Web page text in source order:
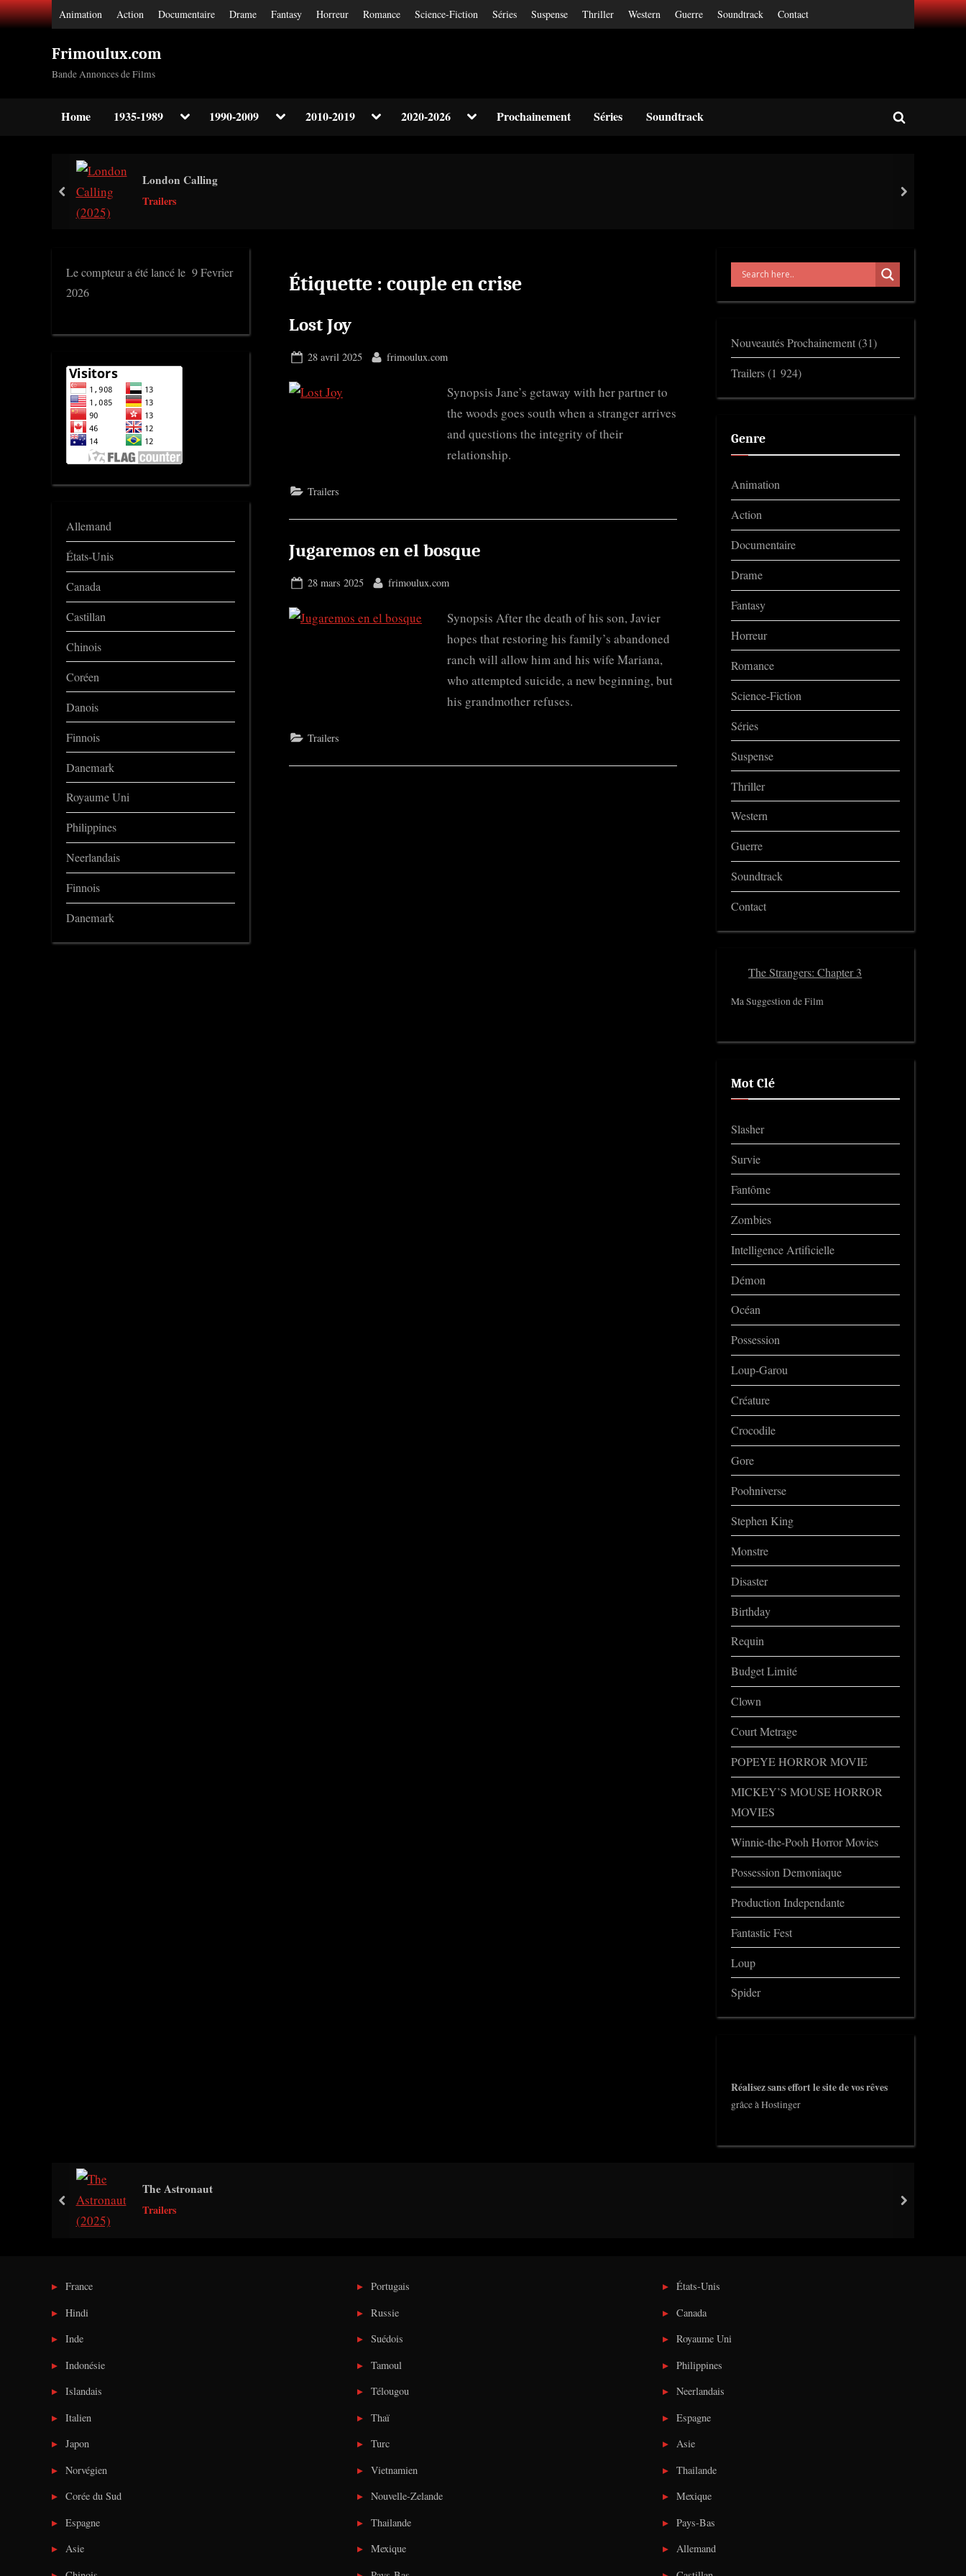
Skip
to
Animation Action Documentaire Drame Fantasy Horreur Romance Science-Fiction Séries Suspense Thriller Western Guerre Soundtrack Contact
Frimoulux.com
Bande Annonces de Films
Home 1935-1989 Toggle1990-2009 Toggle2010-2019 Toggle2020-2026 ToggleProchainement Séries Soundtrack
Toggle
London Calling
Trailers
prev next
Étiquette : couple en crise
Lost Joy
Posted
28 avril 2025 By
frimoulux.com
Synopsis Jane’s getaway with her partner to
the woods goes south when a stranger arrives
and questions the integrity of their
relationship.
Trailers
Jugaremos en el bosque
Posted
28 mars 2025 By
frimoulux.com
Synopsis After the death of his son, Javier
hopes that restoring his family’s abandoned
ranch will allow him and his wife Mariana,
who attempted suicide, a new beginning, but
his grandmother refuses.
Trailers
Le compteur a été lancé le 9 Fevrier
2026
Allemand
États-Unis
Canada
Castillan
Chinois
Coréen
Danois
Finnois
Danemark
Royaume Uni
Philippines
Neerlandais
Finnois
Danemark
Nouveautés Prochainement(31)
Trailers(1 924)
Genre
Animation
Action
Documentaire
Drame
Fantasy
Horreur
Romance
Science-Fiction
Séries
Suspense
Thriller
Western
Guerre
Soundtrack
Contact
The Strangers: Chapter 3
Ma Suggestion de Film
Mot Clé
Slasher
Survie
Fantôme
Zombies
Intelligence Artificielle
Démon
Océan
Possession
Loup-Garou
Créature
Crocodile
Gore
Poohniverse
Stephen King
Monstre
Disaster
Birthday
Requin
Budget Limité
Clown
Court Metrage
POPEYE HORROR MOVIE
MICKEY’S MOUSE HORROR
MOVIES
Winnie-the-Pooh Horror Movies
Possession Demoniaque
Production Independante
Fantastic Fest
Loup
Spider
Réalisez sans effort le site de vos rêves
grâce à Hostinger
The Astronaut
Trailers
prev next
France
Hindi
Inde
Indonésie
Islandais
Italien
Japon
Norvégien
Corée du Sud
Espagne
Asie
Portugais
Russie
Suédois
Tamoul
Télougou
Thaï
Turc
Vietnamien
Nouvelle-Zelande
Thailande
Mexique
États-Unis
Canada
Royaume Uni
Philippines
Neerlandais
Espagne
Asie
Thailande
Mexique
Pays-Bas
Allemand